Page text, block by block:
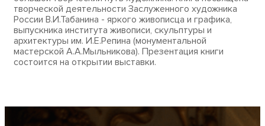
творческой деятельности Заслуженного художника
России В.И.Табанина - яркого живописца и графика,
выпускника института живописи, скульптуры и
архитектуры им. И.Е.Репина (монументальной
мастерской А.А.Мыльникова). Презентация книги
состоится на открытии выставки.